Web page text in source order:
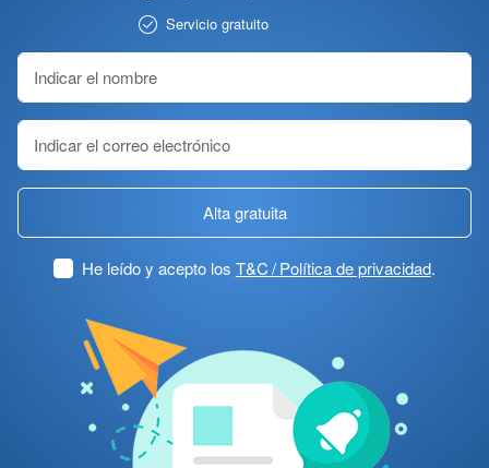
Servicio gratuito
Alta gratuita
He leído y acepto los T&C / Política de privacidad.